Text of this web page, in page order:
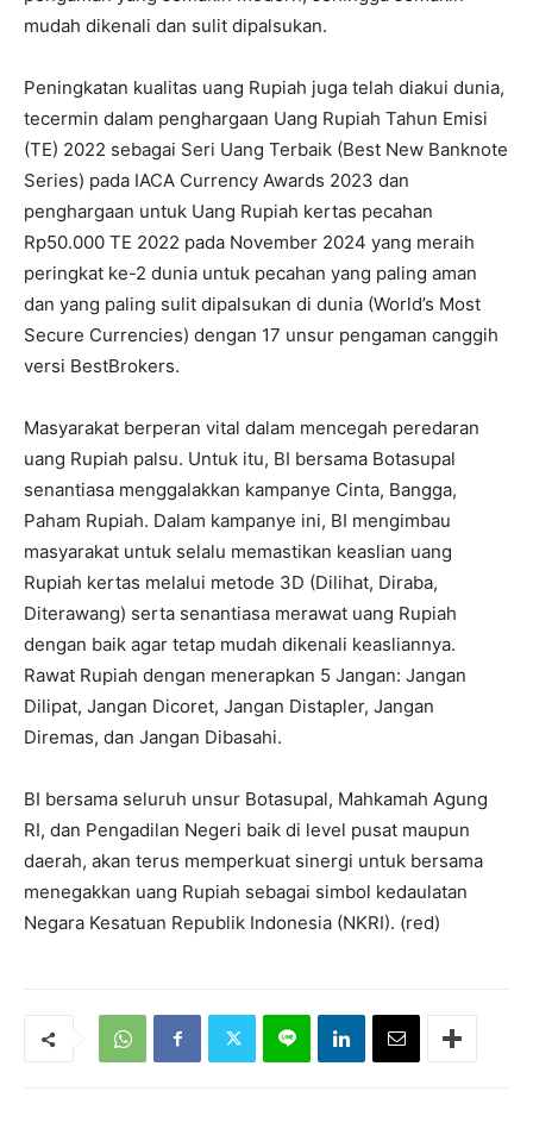
mudah dikenali dan sulit dipalsukan.
Peningkatan kualitas uang Rupiah juga telah diakui dunia,
tecermin dalam penghargaan Uang Rupiah Tahun Emisi
(TE) 2022 sebagai Seri Uang Terbaik (Best New Banknote
Series) pada IACA Currency Awards 2023 dan
penghargaan untuk Uang Rupiah kertas pecahan
Rp50.000 TE 2022 pada November 2024 yang meraih
peringkat ke-2 dunia untuk pecahan yang paling aman
dan yang paling sulit dipalsukan di dunia (World’s Most
Secure Currencies) dengan 17 unsur pengaman canggih
versi BestBrokers.
Masyarakat berperan vital dalam mencegah peredaran
uang Rupiah palsu. Untuk itu, BI bersama Botasupal
senantiasa menggalakkan kampanye Cinta, Bangga,
Paham Rupiah. Dalam kampanye ini, BI mengimbau
masyarakat untuk selalu memastikan keaslian uang
Rupiah kertas melalui metode 3D (Dilihat, Diraba,
Diterawang) serta senantiasa merawat uang Rupiah
dengan baik agar tetap mudah dikenali keasliannya.
Rawat Rupiah dengan menerapkan 5 Jangan: Jangan
Dilipat, Jangan Dicoret, Jangan Distapler, Jangan
Diremas, dan Jangan Dibasahi.
BI bersama seluruh unsur Botasupal, Mahkamah Agung
RI, dan Pengadilan Negeri baik di level pusat maupun
daerah, akan terus memperkuat sinergi untuk bersama
menegakkan uang Rupiah sebagai simbol kedaulatan
Negara Kesatuan Republik Indonesia (NKRI). (red)